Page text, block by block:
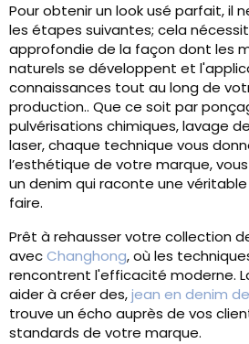
Pour obtenir un look usé parfait, il
les étapes suivantes; cela
approfondie de la façon dont les
naturels se développent et
connaissances tout au long de
production.. Que ce soit par
pulvérisations chimiques, lavage
laser, chaque technique vous
l’esthétique de votre marque,
un denim qui raconte une
faire.
Prêt à rehausser votre collection
avecChanghong, où les
rencontrent l'efficacité moderne.
aider à créer des,jean en denim
trouve un écho auprès de vos
standards de votre marque.